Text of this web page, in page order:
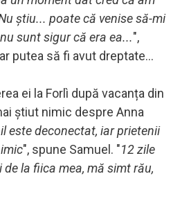
știu... poate că venise să-mi
sunt sigur că era ea...",
putea să fi avut dreptate...
ei la Forlì după vacanța din
știut nimic despre Anna
este deconectat, iar prietenii
", spune Samuel. "12 zile
la fiica mea, mă simt rău,